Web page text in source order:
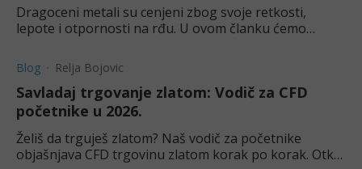
Dragoceni metali su cenjeni zbog svoje retkosti,
lepote i otpornosti na rđu. U ovom članku ćemo
upotrebe.
Blog Relja Bojovic
Savladaj trgovanje zlatom: Vodič za CFD
početnike u 2026.
Želiš da trguješ zlatom? Naš vodič za početnike
objašnjava CFD trgovinu zlatom korak po korak. Otkrij